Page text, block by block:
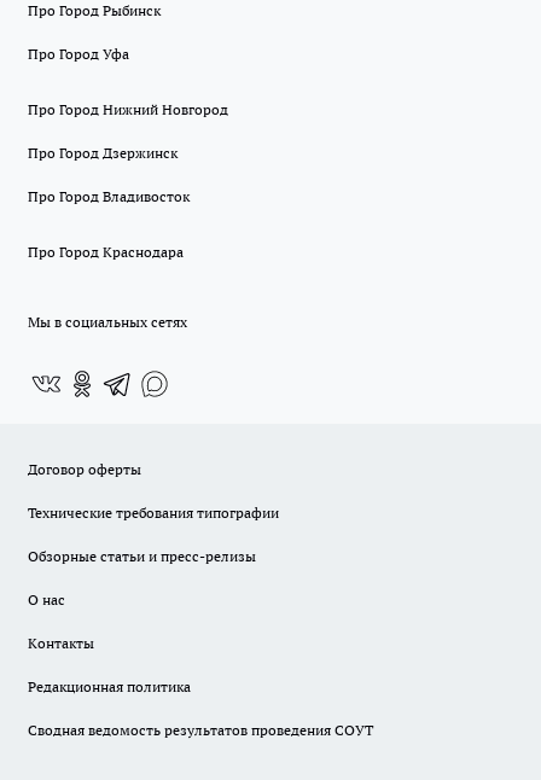
Про Город Рыбинск
Про Город Уфа
Про Город Нижний Новгород
Про Город Дзержинск
Про Город Владивосток
Про Город Краснодара
Мы в социальных сетях
Договор оферты
Технические требования типографии
Обзорные статьи и пресс-релизы
О нас
Контакты
Редакционная политика
Сводная ведомость результатов проведения СОУТ